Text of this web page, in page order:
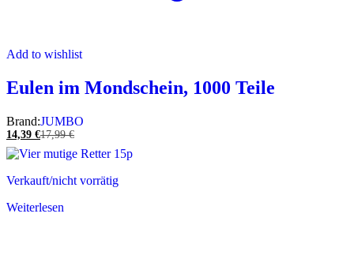
Add to wishlist
Eulen im Mondschein, 1000 Teile
Brand:JUMBO
14,39 €17,99€
Verkauft/nicht vorrätig
Weiterlesen